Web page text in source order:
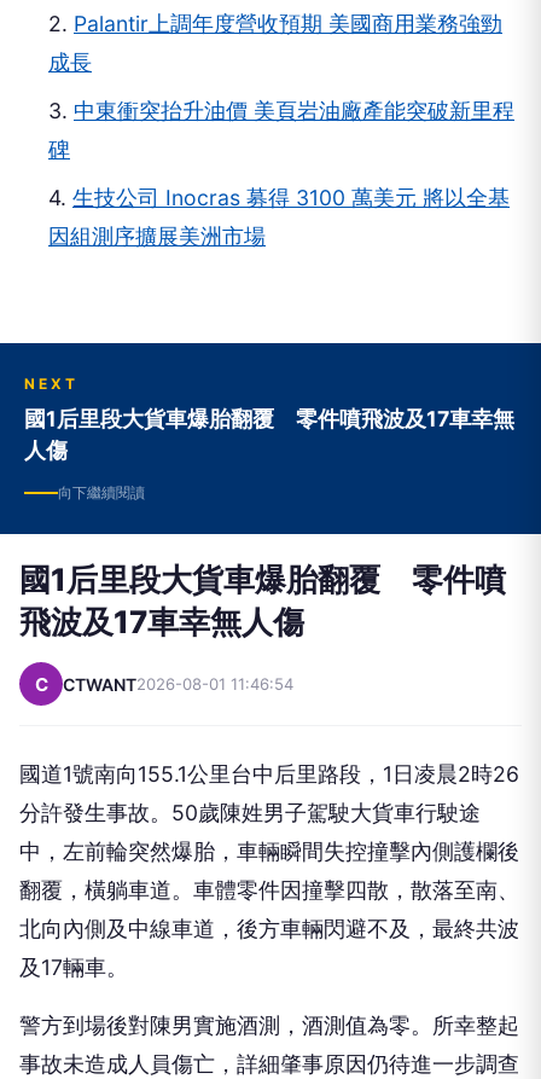
成長
3.中東衝突抬升油價 美頁岩油廠產能突破新里程
碑
4.
因組測序擴展美洲市場
NEXT
國1后里段大貨車爆胎翻覆 零件噴飛波及17車幸無
人傷
向下繼續閱讀
國1后里段大貨車爆胎翻覆 零件噴
飛波及17車幸無人傷
C 2026-08-01 11:46:54
分許發生事故。50歲陳姓男子駕駛大貨車行駛途
中，左前輪突然爆胎，車輛瞬間失控撞擊內側護欄後
翻覆，橫躺車道。車體零件因撞擊四散，散落至南、
北向內側及中線車道，後方車輛閃避不及，最終共波
及17輛車。
警方到場後對陳男實施酒測，酒測值為零。所幸整起
事故未造成人員傷亡，詳細肇事原因仍待進一步調查
釐清。